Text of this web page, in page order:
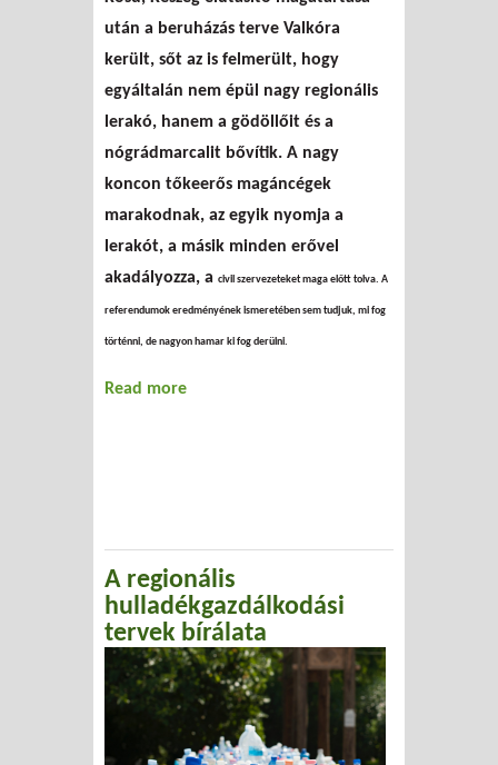
után a beruházás terve Valkóra
került, sőt az is felmerült, hogy
egyáltalán nem épül nagy regionális
lerakó, hanem a gödöllőit és a
nógrádmarcalit bővítik. A nagy
koncon tőkeerős magáncégek
marakodnak, az egyik nyomja a
lerakót, a másik minden erővel
akadályozza, a civil szervezeteket maga előtt tolva. A
referendumok eredményének ismeretében sem tudjuk, mi fog
történni, de nagyon hamar ki fog derülni.
Read more
A regionális
hulladékgazdálkodási
tervek bírálata